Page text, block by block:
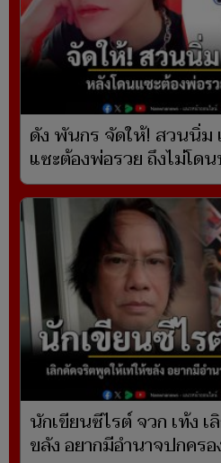
ดัง พันกร จัดให้! สวนนิ่ม
แซะต้องพ่อรวย ถึงไม่โด
นักเขียนซีไรต์ จวก เท้ง
ขลัง อยากมีอำนาจปกคร